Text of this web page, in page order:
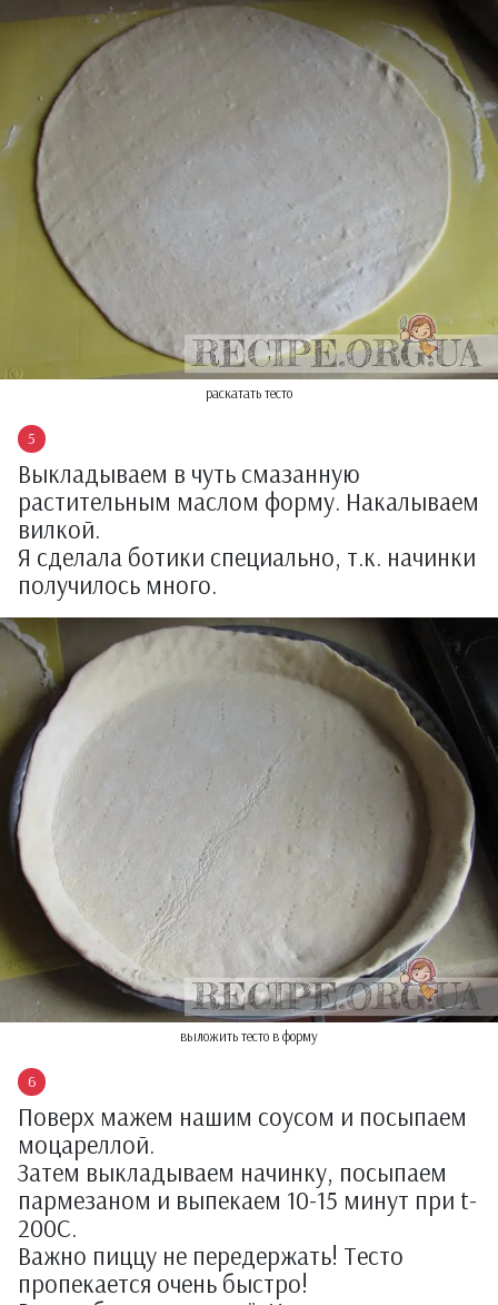
раскатать тесто
Выкладываем в чуть смазанную
растительным маслом форму. Накалываем
вилкой.
Я сделала ботики специально, т.к. начинки
получилось много.
выложить тесто в форму
Поверх мажем нашим соусом и посыпаем
моцареллой.
Затем выкладываем начинку, посыпаем
пармезаном и выпекаем 10-15 минут при t-
200С.
Важно пиццу не передержать! Тесто
пропекается очень быстро!